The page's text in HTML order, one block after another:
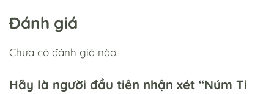
Đánh giá
Chưa có đánh giá nào.
Hãy là người đầu tiên nhận xét “Núm Ti